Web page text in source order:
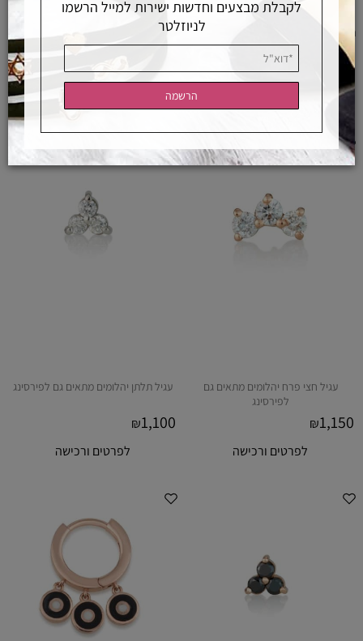
חישוק יהלומים סמול שרשרת ויהלום באגט
תלוי
2,400
₪1,950
עגיל חצי פרח יהלומים מתאים גם
לפירסינג
₪1,150
לפרטים ורכישה
עגיל תלתן יהלומים מתאים גם לפירסינג
₪1,100
לפרטים ורכישה
לקבלת מבצעים וחדשות ישירות למייל הרשמו
לניוזלטר